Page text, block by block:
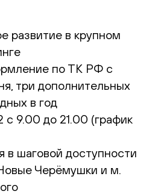
развитие в крупном
по ТК РФ с
три дополнительных
в год
с 9.00 до 21.00 (график
в шаговой доступности
Черёмушки и м.